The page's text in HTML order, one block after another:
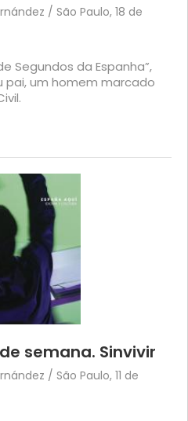
/ São Paulo, 18 de
Segundos da Espanha”,
pai, um homem marcado
semana. Sinvivir
/ São Paulo, 11 de